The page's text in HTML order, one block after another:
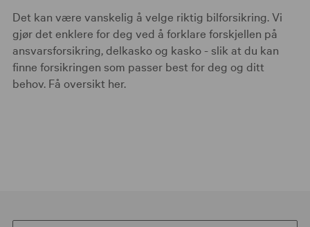
Det kan være vanskelig å velge riktig bilforsikring. Vi
gjør det enklere for deg ved å forklare forskjellen på
ansvarsforsikring, delkasko og kasko - slik at du kan
finne forsikringen som passer best for deg og ditt
behov. Få oversikt her.